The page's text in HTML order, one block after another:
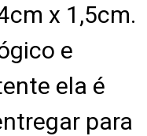
x 1,5cm.
e
ela é
para